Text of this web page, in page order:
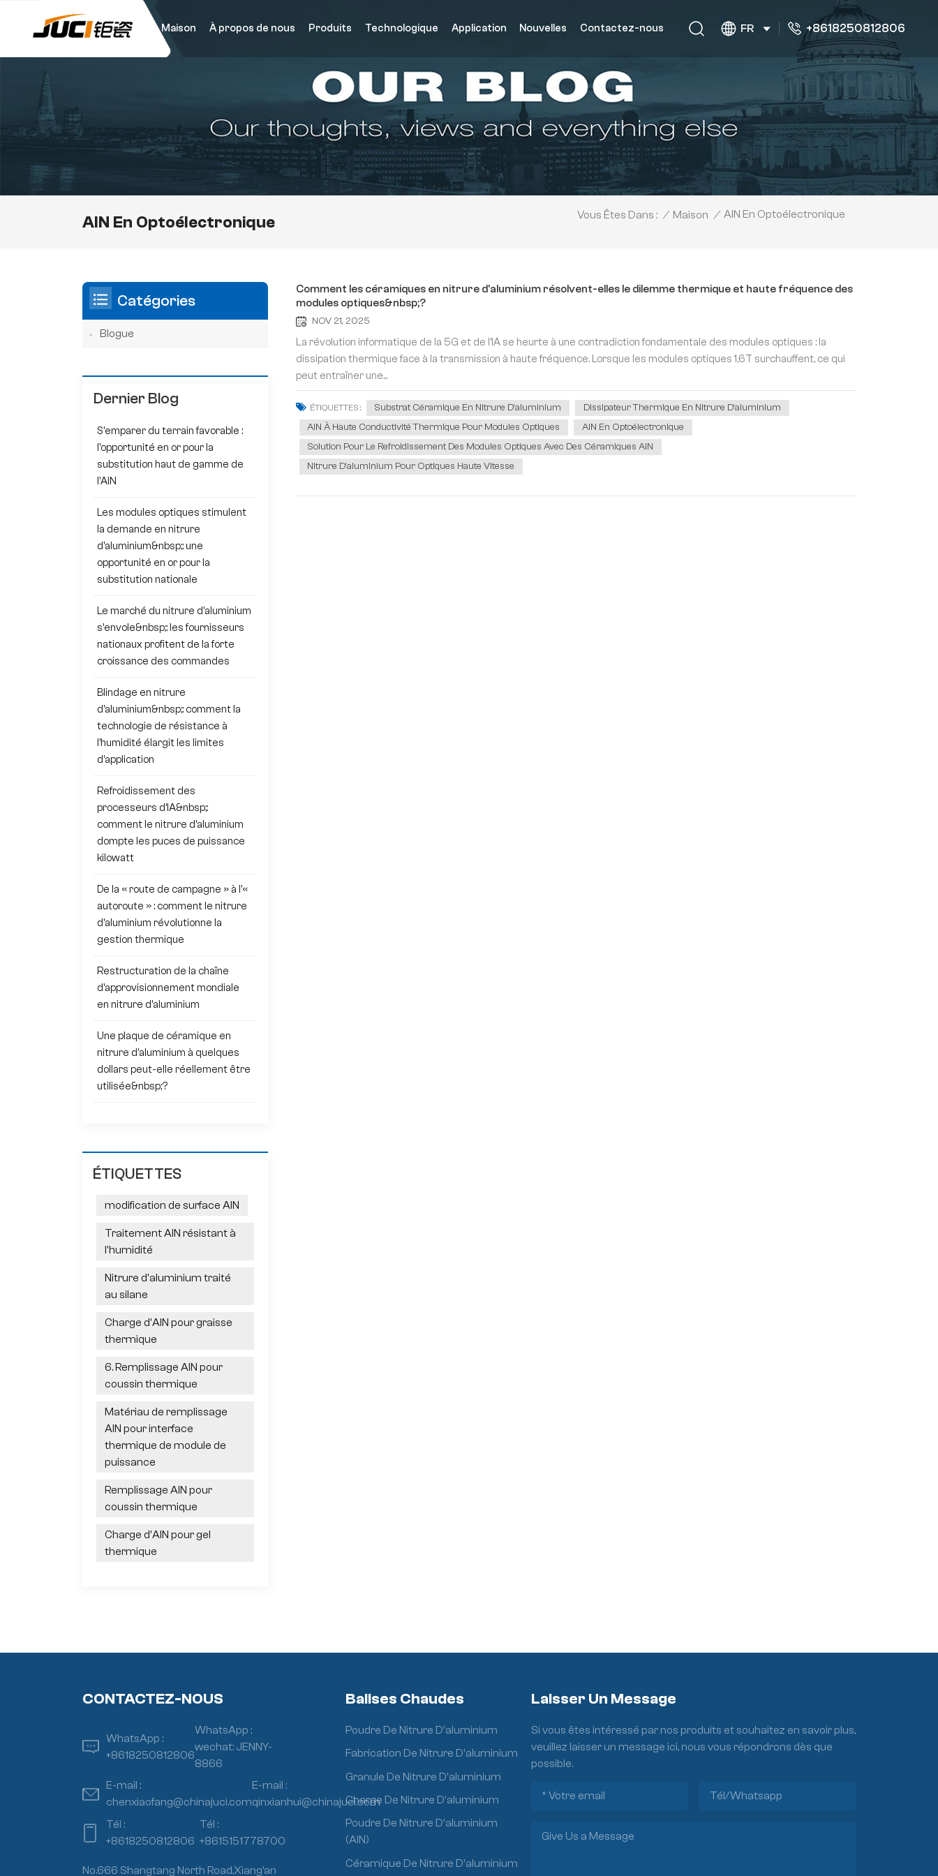
Maison À propos de nous Produits Technologique Application Nouvelles Contactez-nous FR +8618250812806
AlN En Optoélectronique Vous Êtes Dans : / Maison / AlN En Optoélectronique
Comment les céramiques en nitrure d'aluminium résolvent-elles le dilemme thermique et haute fréquence des
modules optiques&nbsp;?
NOV 21, 2025
La révolution informatique de la 5G et de l'IA se heurte à une contradiction fondamentale des modules optiques : la
dissipation thermique face à la transmission à haute fréquence. Lorsque les modules optiques 1,6T surchauffent, ce qui
peut entraîner une...
ÉTIQUETTES : Substrat Céramique En Nitrure D'aluminium
Dissipateur Thermique En Nitrure D'aluminium
AlN À Haute Conductivité Thermique Pour Modules Optiques
AlN En Optoélectronique
Solution Pour Le Refroidissement Des Modules Optiques Avec Des Céramiques AlN
Nitrure D'aluminium Pour Optiques Haute Vitesse
Catégories
Blogue
Dernier Blog
S'emparer du terrain favorable :
l'opportunité en or pour la
substitution haut de gamme de
l'AlN
Les modules optiques stimulent
la demande en nitrure
d'aluminium&nbsp;: une
opportunité en or pour la
substitution nationale
Le marché du nitrure d'aluminium
s'envole&nbsp;: les fournisseurs
nationaux profitent de la forte
croissance des commandes
Blindage en nitrure
d'aluminium&nbsp;: comment la
technologie de résistance à
l'humidité élargit les limites
d'application
Refroidissement des
processeurs d'IA&nbsp;:
comment le nitrure d'aluminium
dompte les puces de puissance
kilowatt
De la « route de campagne » à l'«
autoroute » : comment le nitrure
d'aluminium révolutionne la
gestion thermique
Restructuration de la chaîne
d'approvisionnement mondiale
en nitrure d'aluminium
Une plaque de céramique en
nitrure d'aluminium à quelques
dollars peut-elle réellement être
utilisée&nbsp;?
ÉTIQUETTES
modification de surface AlN
Traitement AlN résistant à
l'humidité
Nitrure d'aluminium traité
au silane
Charge d'AlN pour graisse
thermique
6. Remplissage AlN pour
coussin thermique
Matériau de remplissage
AlN pour interface
thermique de module de
puissance
Remplissage AlN pour
coussin thermique
Charge d'AlN pour gel
thermique
CONTACTEZ-NOUS
WhatsApp :
+8618250812806
WhatsApp :
wechat: JENNY-
8866
E-mail :
chenxiaofang@chinajuci.com
E-mail :
qinxianhui@chinajuci.com
Tél :
+8618250812806
Tél :
+8615151778700
No.666 Shangtang North Road,Xiang’an
Balises Chaudes
Poudre De Nitrure D'aluminium
Fabrication De Nitrure D'aluminium
Granule De Nitrure D'aluminium
Charge De Nitrure D'aluminium
Poudre De Nitrure D'aluminium
(AlN)
Céramique De Nitrure D'aluminium
Laisser Un Message
Si vous êtes intéressé par nos produits et souhaitez en savoir plus,
veuillez laisser un message ici, nous vous répondrons dès que
possible.